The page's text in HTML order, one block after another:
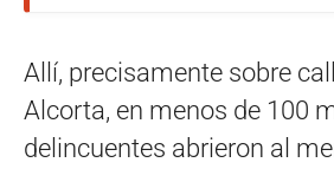
Allí, precisamente sobre
Alcorta, en menos de 100
delincuentes abrieron al